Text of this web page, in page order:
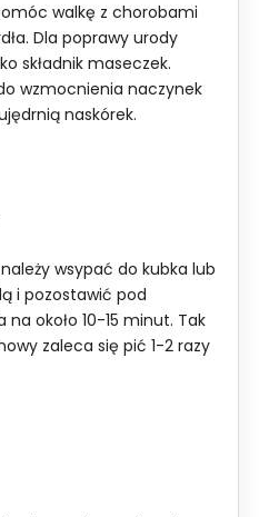
walkę z chorobami
Dla poprawy urody
składnik maseczek.
wzmocnienia naczynek
naskórek.
wsypać do kubka lub
i pozostawić pod
około 10-15 minut. Tak
zaleca się pić 1-2 razy